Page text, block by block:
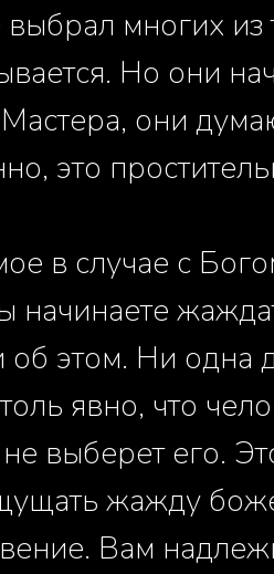
выбрал многих
Но они
они
это
в случае с
начинаете
об этом. Ни одна
явно, что
выберет его.
жажду
Вам